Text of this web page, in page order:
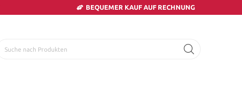
BEQUEMER KAUF AUF RECHNUNG